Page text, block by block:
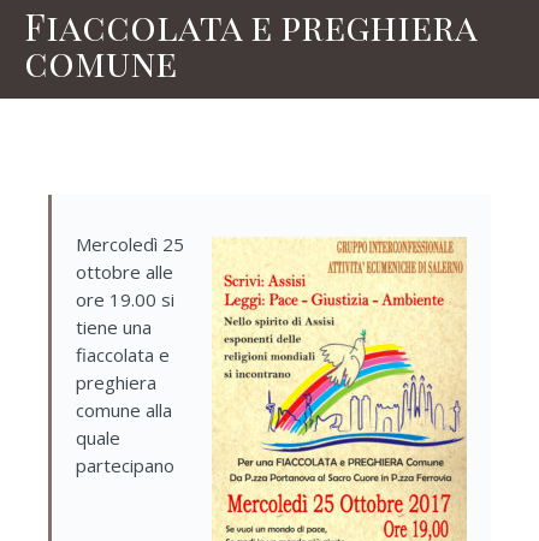
Fiaccolata e preghiera
comune
Mercoledì 25
ottobre alle
ore 19.00 si
tiene una
fiaccolata e
preghiera
comune alla
quale
partecipano